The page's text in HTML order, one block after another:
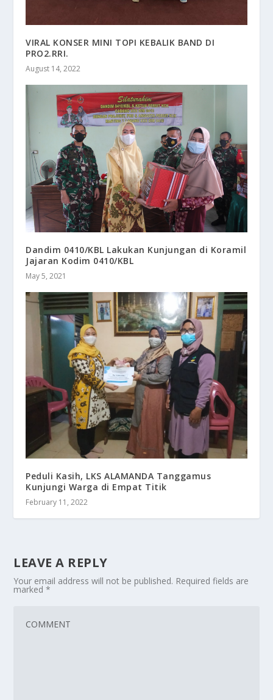
VIRAL KONSER MINI TOPI KEBALIK BAND DI
PRO2.RRI.
August 14, 2022
Dandim 0410/KBL Lakukan Kunjungan di Koramil
Jajaran Kodim 0410/KBL
May 5, 2021
Peduli Kasih, LKS ALAMANDA Tanggamus
Kunjungi Warga di Empat Titik
February 11, 2022
LEAVE A REPLY
Your email address will not be published. Required fields are
marked*